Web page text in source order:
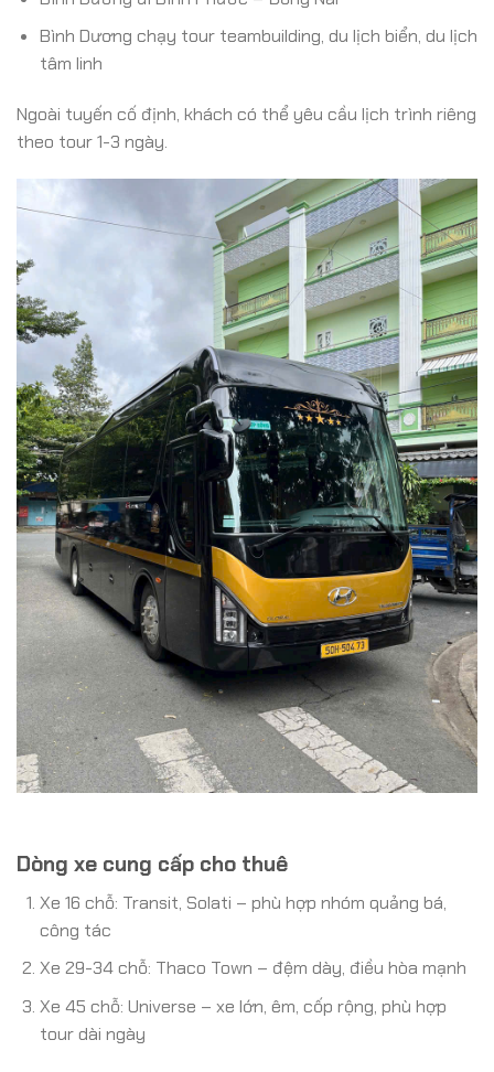
Bình Dương chạy tour teambuilding, du lịch biển, du lịch
tâm linh
Ngoài tuyến cố định, khách có thể yêu cầu lịch trình riêng
theo tour 1-3 ngày.
Dòng xe cung cấp cho thuê
Xe 16 chỗ: Transit, Solati – phù hợp nhóm quảng bá,
công tác
Xe 29-34 chỗ: Thaco Town – đệm dày, điều hòa mạnh
Xe 45 chỗ: Universe – xe lớn, êm, cốp rộng, phù hợp
tour dài ngày